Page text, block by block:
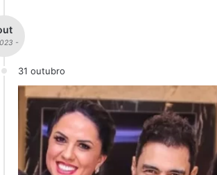
-
31 outubro